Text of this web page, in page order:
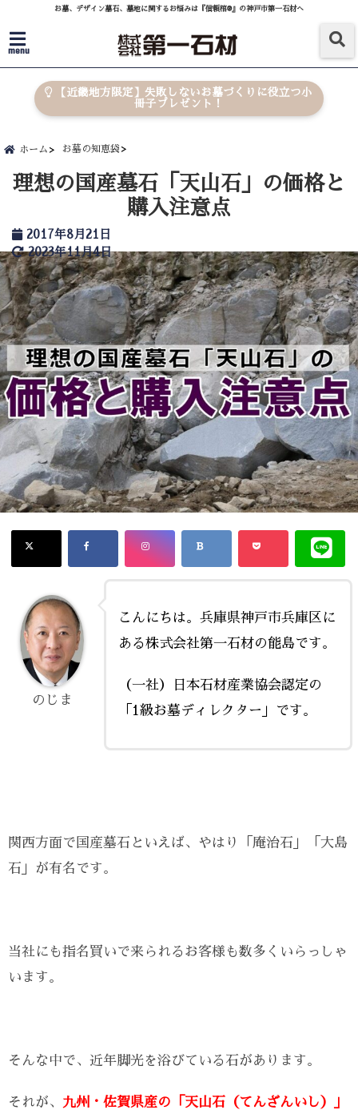
お墓、デザイン墓石、墓地に関するお悩みは『信頼棺®』の神戸市第一石材へ
menu
【近畿地方限定】失敗しないお墓づくりに役立つ小
冊子プレゼント！
ホーム お墓の知恵袋
理想の国産墓石「天山石」の価格と
購入注意点
2017年8月21日
2023年11月4日
こんにちは。兵庫県神戸市兵庫区に
ある株式会社第一石材の能島です。
（一社）日本石材産業協会認定の
「1級お墓ディレクター」です。
のじま
関西方面で国産墓石といえば、やはり「庵治石」「大島
石」が有名です。
当社にも指名買いで来られるお客様も数多くいらっしゃ
います。
そんな中で、近年脚光を浴びている石があります。
それが、 九州・佐賀県産の「天山石（てんざんいし）」